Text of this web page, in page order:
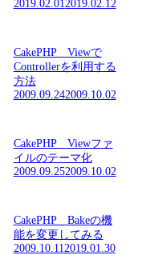
2019.02.01 2019.02.12
CakePHP Viewで
Controllerを利用する
方法
2009.09.242009.10.02
CakePHP Viewファ
イルのテーマ化
2009.09.252009.10.02
CakePHP Bakeの機
能を変更してみる
2009.10.11 2019.01.30